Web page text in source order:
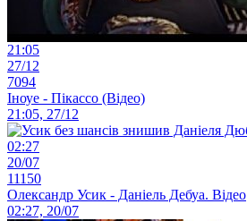
21:05
27/12
7094
Іноуе - Пікассо (Відео)
21:05, 27/12
02:27
20/07
11150
Олександр Усик - Даніель Дебуа. Відео
02:27, 20/07